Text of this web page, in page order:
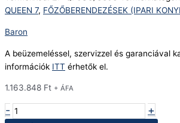
QUEEN 7, FŐZŐBERENDEZÉSEK (IPARI
Baron
A beüzemeléssel, szervizzel és garanciával
információk ITT érhetők el.
1.163.848 Ft + ÁFA
- +